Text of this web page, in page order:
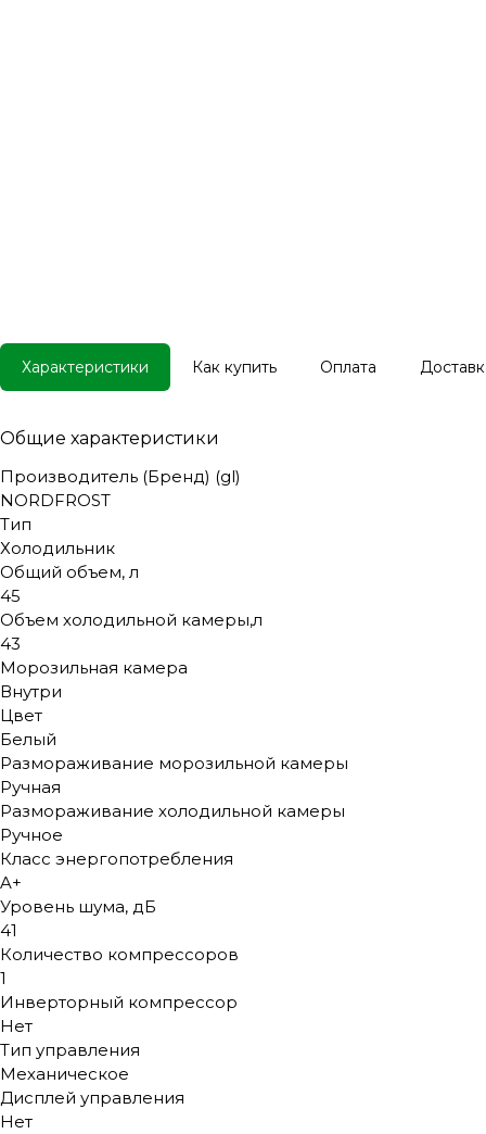
Характеристики Как купить Оплата
Общие характеристики
Производитель (Бренд) (gl)
NORDFROST
Тип
Холодильник
Общий объем, л
45
Объем холодильной камеры,л
43
Морозильная камера
Внутри
Цвет
Белый
Размораживание морозильной камеры
Ручная
Размораживание холодильной камеры
Ручное
Класс энергопотребления
A+
Уровень шума, дБ
41
Количество компрессоров
1
Инверторный компрессор
Нет
Тип управления
Механическое
Дисплей управления
Нет